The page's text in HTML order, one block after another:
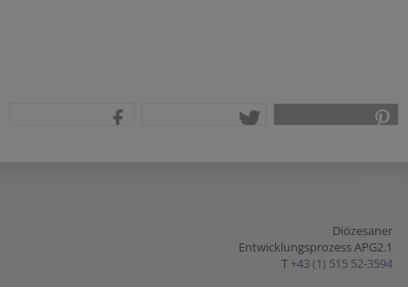
Diözesaner
Entwicklungsprozess APG2.1
T +43 (1) 515 52-3594